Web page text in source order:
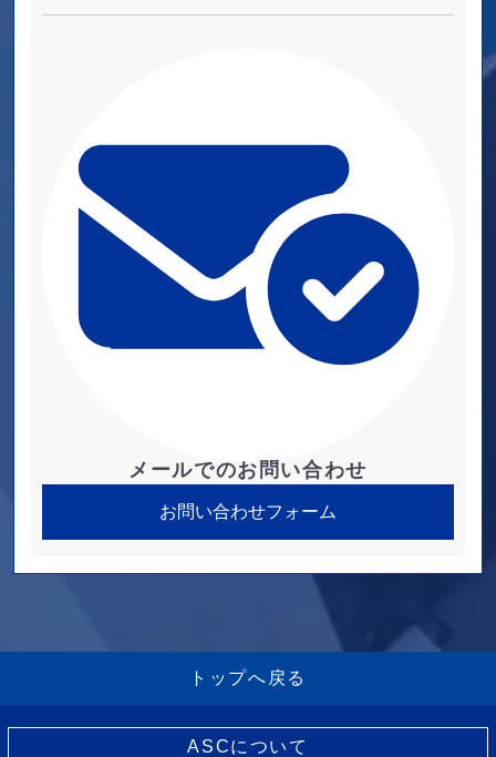
メールでのお問い合わせ
お問い合わせフォーム
トップへ戻る
ASCについて